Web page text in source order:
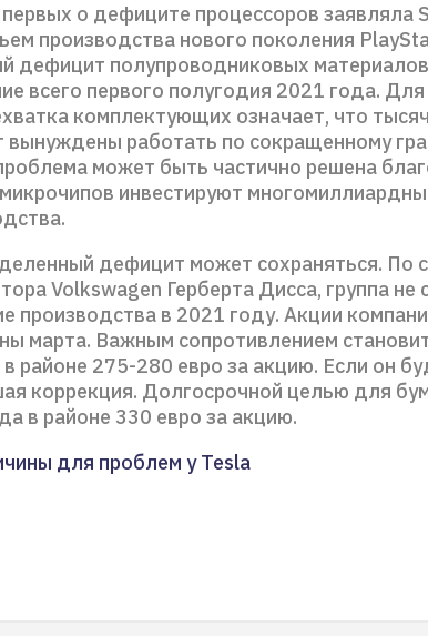
о дефиците процессоров заявляла
производства нового поколения
дефицит полупроводниковых
всего первого полугодия 2021 года.
комплектующих означает, что
вынуждены работать по сокращенному
может быть частично решена
инвестируют
дефицит может сохраняться. По
Volkswagen Герберта Дисса, группа не
производства в 2021 году. Акции
марта. Важным сопротивлением
районе 275-280 евро за акцию. Если он
коррекция. Долгосрочной целью для
в районе 330 евро за акцию.
для проблем у Tesla